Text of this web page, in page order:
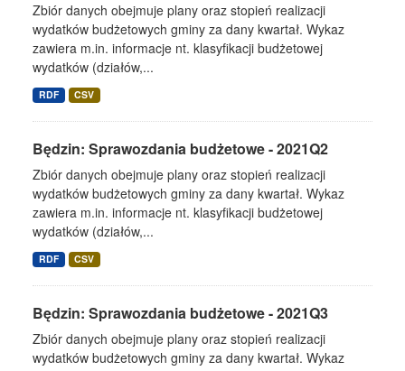
Zbiór danych obejmuje plany oraz stopień realizacji
wydatków budżetowych gminy za dany kwartał. Wykaz
zawiera m.in. informacje nt. klasyfikacji budżetowej
wydatków (działów,...
RDF CSV
Będzin: Sprawozdania budżetowe - 2021Q2
Zbiór danych obejmuje plany oraz stopień realizacji
wydatków budżetowych gminy za dany kwartał. Wykaz
zawiera m.in. informacje nt. klasyfikacji budżetowej
wydatków (działów,...
RDF CSV
Będzin: Sprawozdania budżetowe - 2021Q3
Zbiór danych obejmuje plany oraz stopień realizacji
wydatków budżetowych gminy za dany kwartał. Wykaz